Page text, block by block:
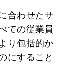
合わせたサ
ての従業員
り包括的か
にすること